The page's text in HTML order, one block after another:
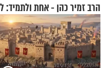
הרב זמיר כהן - אחת ולתמיד: